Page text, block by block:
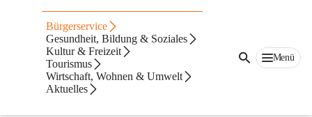
Bürgerservice
Gesundheit, Bildung & Soziales
Kultur & Freizeit
Tourismus
Wirtschaft, Wohnen & Umwelt
Aktuelles
Menü
Freiwillige Feuerwehr Hirzenriegl
@freiwillige-feuerwehr-hirzenriegl
Feuerwehr